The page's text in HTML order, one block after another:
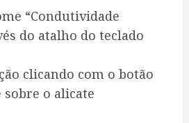
“Condutividade
do atalho do teclado
clicando com o botão
o alicate